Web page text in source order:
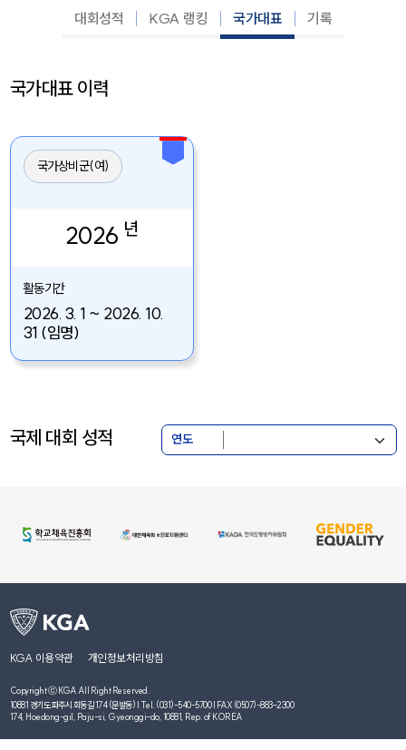
대회성적 KGA 랭킹 국가대표 기록
국가대표 이력
국가상비군(여)
2026 년
활동기간
2026. 3. 1 ~ 2026. 10.
31 (임명)
국제 대회 성적 연도
KGA 이용약관 개인정보처리방침
Copyright ⓒ KGA All Right Reserved.
10881 경기도 파주시 회동길 174 (문발동) | Tel. (031)-540-5700 | FAX (0507)-883-2300
174, Hoedong-gil, Paju-si, Gyeonggi-do, 10881, Rep. of KOREA